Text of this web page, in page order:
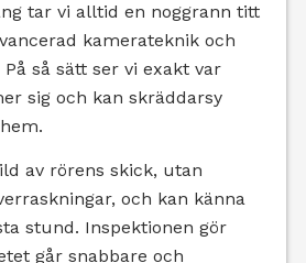
tar vi alltid en noggrann titt
kamerateknik och
så sätt ser vi exakt var
sig och kan skräddarsy
av rörens skick, utan
och kan känna
stund. Inspektionen gör
går snabbare och